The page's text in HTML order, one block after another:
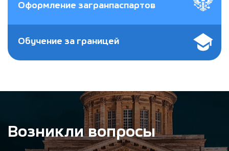
Оформление загранпаспартов
Обучение за границей
Возникли вопросы